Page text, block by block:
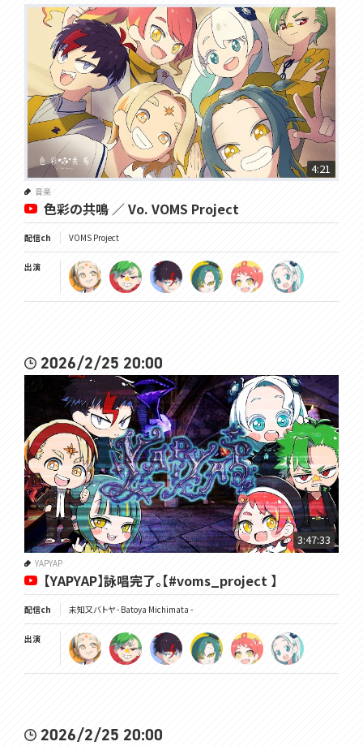
4:21
音楽
色彩の共鳴 ／ Vo. VOMS Project
配信ch VOMS Project
出演
2026/2/25 20:00
3:47:33
YAPYAP
【YAPYAP】詠唱完了。【#voms_project 】
配信ch 未知又バトヤ - Batoya Michimata -
出演
2026/2/25 20:00